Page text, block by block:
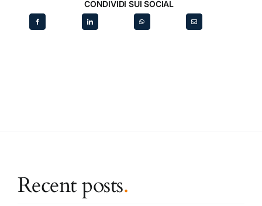
CONDIVIDI SUI SOCIAL
Recent posts.